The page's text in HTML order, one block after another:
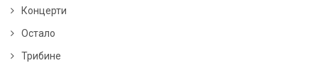
Концерти
Остало
Трибине